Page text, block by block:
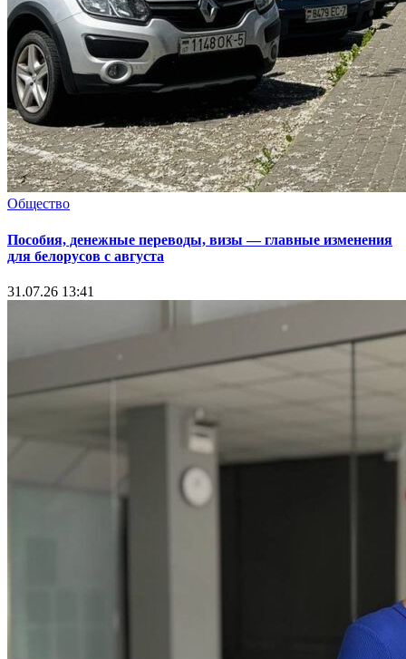
Общество
Пособия, денежные переводы, визы — главные изменения
для белорусов с августа
31.07.26 13:41